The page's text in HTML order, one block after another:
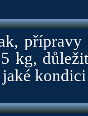
kg,
jaké